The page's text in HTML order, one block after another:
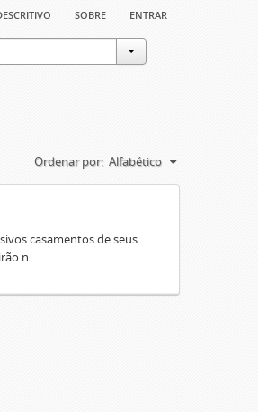
sobre entrar
Ordenar por: Alfabético
casamentos de seus
n...